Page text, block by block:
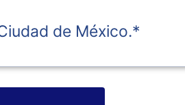
de México.*